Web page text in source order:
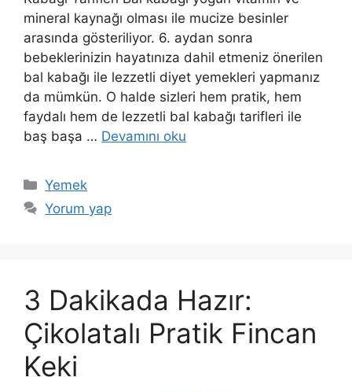
mineral kaynağı olması ile mucize besinler
arasında gösteriliyor. 6. aydan sonra
bebeklerinizin hayatınıza dahil etmeniz önerilen
bal kabağı ile lezzetli diyet yemekleri yapmanız
da mümkün. O halde sizleri hem pratik, hem
faydalı hem de lezzetli bal kabağı tarifleri ile
baş başa … Devamını oku
Kategoriler
Yemek
Yorum yap
3 Dakikada Hazır:
Çikolatalı Pratik Fincan
Keki